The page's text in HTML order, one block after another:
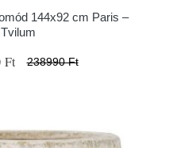
144x92 cm Paris –
Tvilum
Ft 238990 Ft